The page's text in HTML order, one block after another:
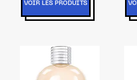
VOIR LES PRODUITS